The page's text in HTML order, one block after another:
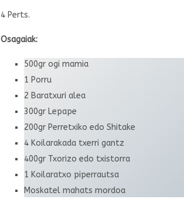
4 Perts.
Osagaiak:
500gr ogi mamia
1 Porru
2 Baratxuri alea
300gr Lepape
200gr Perretxiko edo Shitake
4 Koilarakada txerri gantz
400gr Txorizo edo txistorra
1 Koilaratxo piperrautsa
Moskatel mahats mordoa